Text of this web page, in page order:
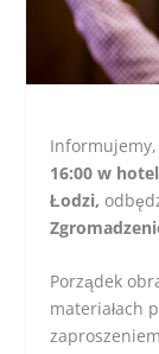
16:00 w
Łodzi,
Porządek
materiałach